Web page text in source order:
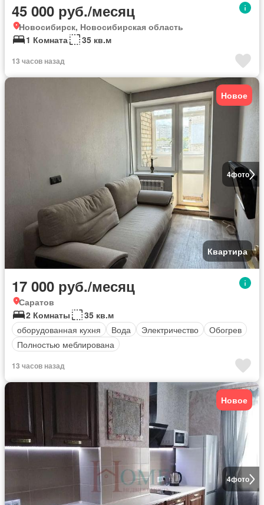
45 000 руб./месяц
Новосибирск, Новосибирская область
1 Комната
35 кв.м
13 часов назад
4фото
Новое
Квартира
17 000 руб./месяц
Саратов
2 Комнаты
35 кв.м
оборудованная кухня
Вода Электричество
Обогрев
Полностью меблирована
13 часов назад
4фото
Новое